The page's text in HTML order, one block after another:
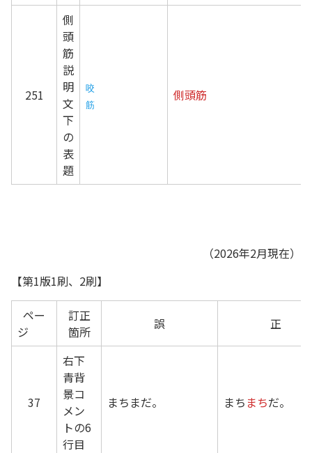
251
側
頭
筋
説
明
文
下
の
表
題
咬
筋
側頭筋
（2026年2月現在）
【第1版1刷、2刷】
ペー
ジ
訂正
箇所
誤 正
37
右下
青背
景コ
メン
トの6
行目
まちまだ。 まち まちだ。